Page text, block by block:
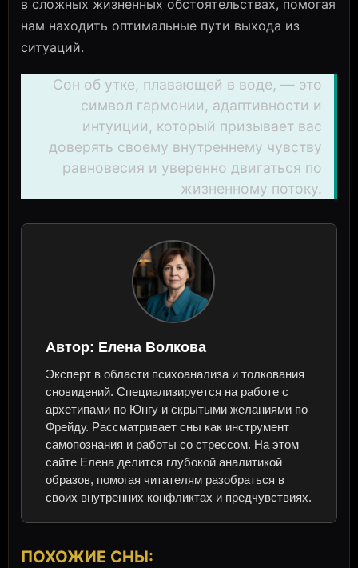
в сложных жизненных обстоятельствах, помогая
нам находить оптимальные пути выхода из
ситуаций.
Сон об утке, плавающей в воде, — это
символ гармонии, адаптивности и
интуиции, который призывает вас
доверять своему внутреннему чувству
равновесия и уверенно двигаться по
жизненному потоку.
Автор: Елена Волкова
Эксперт в области психоанализа и толкования
сновидений. Специализируется на работе с
архетипами по Юнгу и скрытыми желаниями по
Фрейду. Рассматривает сны как инструмент
самопознания и работы со стрессом. На этом
сайте Елена делится глубокой аналитикой
образов, помогая читателям разобраться в
своих внутренних конфликтах и предчувствиях.
ПОХОЖИЕ СНЫ: